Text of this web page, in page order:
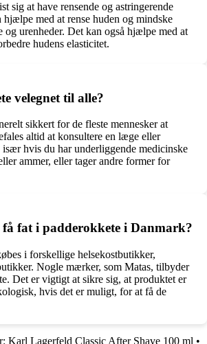
sig at have rensende og astringerende
hjælpe med at rense huden og mindske
og urenheder. Det kan også hjælpe med at
hudens elasticitet.
velegnet til alle?
sikkert for de fleste mennesker at
altid at konsultere en læge eller
især hvis du har underliggende medicinske
ammer, eller tager andre former for
fat i padderokkete i Danmark?
i forskellige helsekostbutikker,
Nogle mærker, som Matas, tilbyder
Det er vigtigt at sikre sig, at produktet er
hvis det er muligt, for at få de
Karl Lagerfeld Classic After Shave 100 ml •